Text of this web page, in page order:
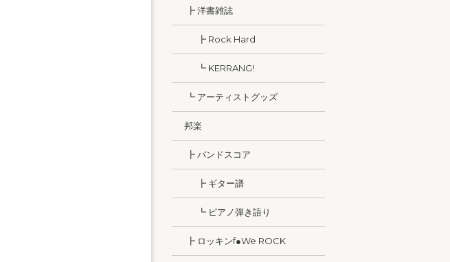
┣ 洋書雑誌
┣ Rock Hard
┗ KERRANG!
┗ アーティストグッズ
邦楽
┣ バンドスコア
┣ ギター譜
┗ ピアノ弾き語り
┣ ロッキンf●We ROCK